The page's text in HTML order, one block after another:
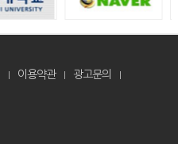
이용약관
광고문의